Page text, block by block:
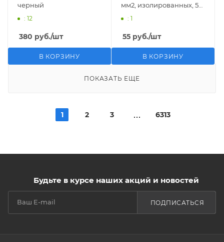
черный
: 12
380 руб./шт
В КОРЗИНУ
мм2, изолированных, 5
: 1
55 руб./шт
В КОРЗИНУ
ПОКАЗАТЬ ЕЩЕ
1 2 3 6313
Будьте в курсе наших акций и новостей
ПОДПИСАТЬСЯ